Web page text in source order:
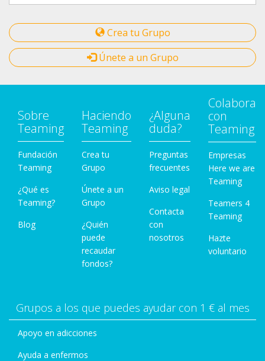
Crea tu Grupo
Únete a un Grupo
Sobre
Teaming
Fundación
Teaming
¿Qué es
Teaming?
Blog
Haciendo
Teaming
Crea tu
Grupo
Únete a un
Grupo
¿Quién
puede
recaudar
fondos?
¿Alguna
duda?
Preguntas
frecuentes
Aviso legal
Contacta
con
nosotros
Colabora
con
Teaming
Empresas
Here we are
Teaming
Teamers 4
Teaming
Hazte
voluntario
Grupos a los que puedes ayudar con 1 € al mes
Apoyo en adicciones
Ayuda a enfermos